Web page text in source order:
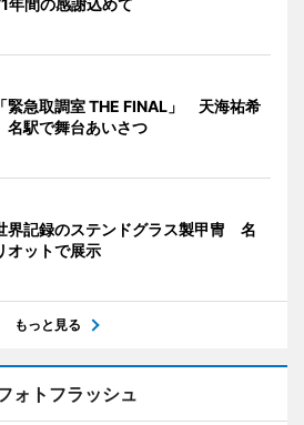
間の感謝込めて
緊急取調室 THE FINAL」 天海祐希
名駅で舞台あいさつ
界記録のステンドグラス製甲冑 名
オットで展示
もっと見る
ォトフラッシュ